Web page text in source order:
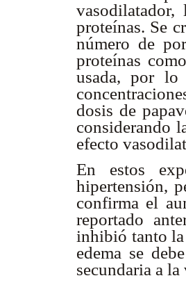
vasodilatador,
proteínas. Se
número de
proteínas
usada, por lo
dosis de
considerando
efecto
En estos
hipertensión,
confirma el
reportado
inhibió tanto la
edema se
secundaria a